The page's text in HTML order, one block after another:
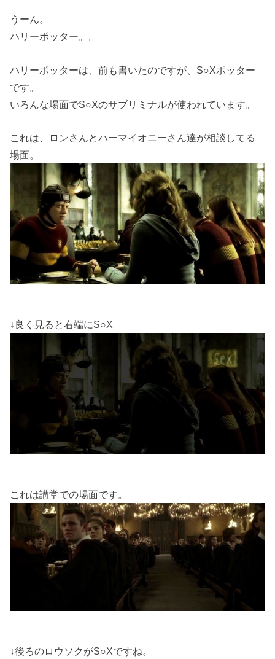
うーん。
ハリーポッター。。
ハリーポッターは、前も書いたのですが、S○Xポッター
です。
いろんな場面でS○Xのサブリミナルが使われています。
これは、ロンさんとハーマイオニーさん達が相談してる
場面。
↓良く見ると右端にS○X
これは講堂での場面です。
↓後ろのロウソクがS○Xですね。